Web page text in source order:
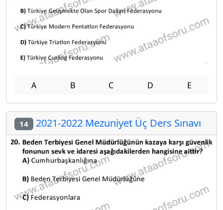
A B C D E
14 2021-2022 Mezuniyet Üç Ders Sınavı